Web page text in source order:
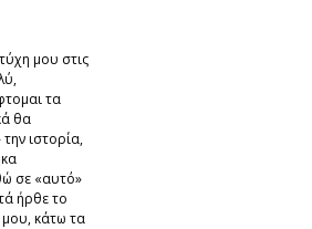
μου στις
τα
θα
ιστορία,
σε «αυτό»
ήρθε το
κάτω τα